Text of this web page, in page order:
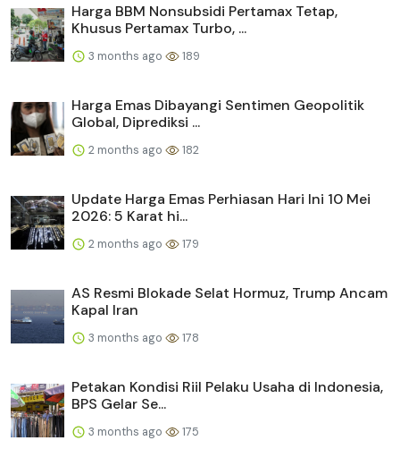
Harga BBM Nonsubsidi Pertamax Tetap,
Khusus Pertamax Turbo, ...
3 months ago 189
Harga Emas Dibayangi Sentimen Geopolitik
Global, Diprediksi ...
2 months ago 182
Update Harga Emas Perhiasan Hari Ini 10 Mei
2026: 5 Karat hi...
2 months ago 179
AS Resmi Blokade Selat Hormuz, Trump Ancam
Kapal Iran
3 months ago 178
Petakan Kondisi Riil Pelaku Usaha di Indonesia,
BPS Gelar Se...
3 months ago 175